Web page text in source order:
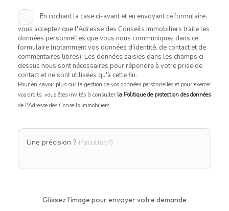
En cochant la case ci-avant et en envoyant ce formulaire,
vous acceptez que l'Adresse des Conseils Immobiliers traite les
données personnelles que vous nous communiquez dans ce
formulaire (notamment vos données d'identité, de contact et de
commentaires libres). Les données saisies dans les champs ci-
dessus nous sont nécessaires pour répondre à votre prise de
contact et ne sont utilisées qu'à cette fin.
Pour en savoir plus sur la gestion de vos données personnelles et pour exercer
vos droits, vous êtes invités à consulter la Politique de protection des données
de l'Adresse des Conseils Immobiliers.
Une précision ? (facultatif)
Glissez l'image pour envoyer votre demande